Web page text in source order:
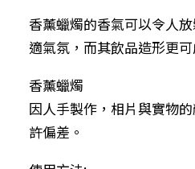
香薰蠟燭的香氣可以令人
適氣氛，而其飲品造形更
香薰蠟燭
因人手製作，相片與實物
許偏差。